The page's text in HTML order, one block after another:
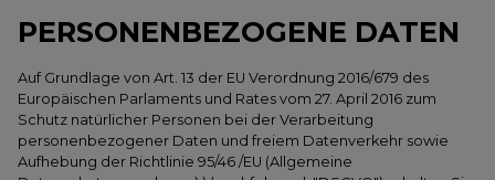
PERSONENBEZOGENE DATEN
Auf Grundlage von Art. 13 der EU Verordnung 2016/679 des
Europäischen Parlaments und Rates vom 27. April 2016 zum
Schutz natürlicher Personen bei der Verarbeitung
personenbezogener Daten und freiem Datenverkehr sowie
Aufhebung der Richtlinie 95/46 /EU (Allgemeine